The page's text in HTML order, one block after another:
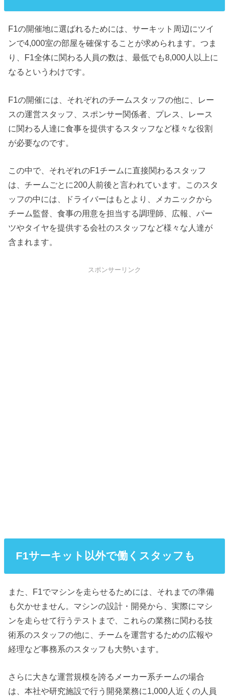
F1の開催地に選ばれるためには、サーキット周辺にツイ
ンで4,000室の部屋を確保することが求められます。つま
り、F1全体に関わる人員の数は、最低でも8,000人以上に
なるというわけです。
F1の開催には、それぞれのチームスタッフの他に、レー
スの運営スタッフ、スポンサー関係者、プレス、レース
に関わる人達に食事を提供するスタッフなど様々な役割
が必要なのです。
この中で、それぞれのF1チームに直接関わるスタッフ
は、チームごとに200人前後と言われています。このスタ
ッフの中には、ドライバーはもとより、メカニックから
チーム監督、食事の用意を担当する調理師、広報、パー
ツやタイヤを提供する会社のスタッフなど様々な人達が
含まれます。
スポンサーリンク
F1サーキット以外で働くスタッフも
また、F1でマシンを走らせるためには、それまでの準備
も欠かせません。マシンの設計・開発から、実際にマシ
ンを走らせて行うテストまで、これらの業務に関わる技
術系のスタッフの他に、チームを運営するための広報や
経理など事務系のスタッフも大勢います。
さらに大きな運営規模を誇るメーカー系チームの場合
は、本社や研究施設で行う開発業務に1,000人近くの人員